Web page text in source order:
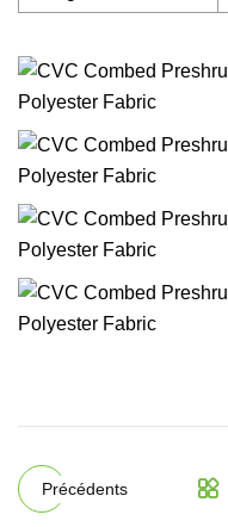
Précédents